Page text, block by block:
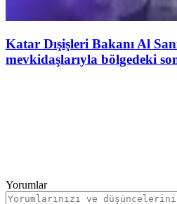
Katar Dışişleri Bakanı Al
mevkidaşlarıyla bölgedeki
Yorumlar